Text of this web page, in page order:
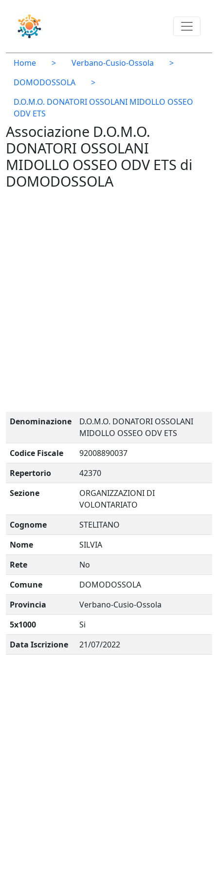
Home > Verbano-Cusio-Ossola
>
DOMODOSSOLA
>
D.O.M.O. DONATORI OSSOLANI MIDOLLO OSSEO
ODV ETS
Associazione D.O.M.O.
DONATORI OSSOLANI
MIDOLLO OSSEO ODV ETS di
DOMODOSSOLA
Denominazione
D.O.M.O. DONATORI OSSOLANI
MIDOLLO OSSEO ODV ETS
Codice Fiscale
92008890037
Repertorio
42370
Sezione
ORGANIZZAZIONI DI
VOLONTARIATO
Cognome
STELITANO
Nome
SILVIA
Rete
No
Comune
DOMODOSSOLA
Provincia
Verbano-Cusio-Ossola
5x1000
Si
Data Iscrizione
21/07/2022